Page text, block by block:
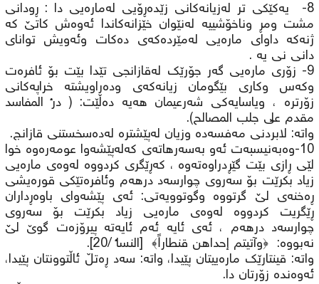
8- یەکێکی تر لەزیانەکانی زێدەڕۆیی لەمارەیی دا : ڕودانی
مشت ومڕ وناخۆشییە لەنێوان خێزانەکاندا ئەوەش کاتێ کە
ژنەکە داوای مارەیی لەمێردەکەی دەکات وئەویش توانای
دانی نی یە .
9- زۆری مارەیی گەر جۆرێک لەقازانجی تێدا بێت بۆ ئافرەت
وکەس وکاری بێگومان زیانەکەی ودەراویشتە خراپەکانی
زۆرترە ، ویاسایەکی شەرعیمان هەیە دەڵێت: ( درء المفاسد
مقدم على جلب المصالح).
واتە: لابردنی مەفسەدە وزیان لەپێشترە لەدەسخستنی قازانج.
10-وەبەنیسبەت ئەو بەسەرهاتەی کەلەپێشەوا عومەرەوە خوا
لێی ڕازی بێت گێڕدراوەتەوە ، کەڕێگری کردووە لەوەی مارەیی
زیاد بکرێت بۆ سەروی چوارسەد درهەم وئافرەتێکی قورەیشی
ڕەخنەی لێ گرتووە وگوتوویەتی: ئەی پێشەوای باوەڕداران
ڕێگریت کردووە لەوەی مارەیی زیاد بکرێت بۆ سەروی
چوارسەد درهەم ، ئەی ئایە ئەم ئایەتە پیرۆزەت گوێ لێ
نەبووە: ﴿وآتيتم إحداهن قنطاراً﴾ [النساء /20].
واتە: قینتارێك ماره‌ییتان پێیدا، واته‌: سه‌د ڕه‌تڵ ئاڵتوونتان پێیدا،
ئه‌وه‌نده‌ زۆرتان دا.